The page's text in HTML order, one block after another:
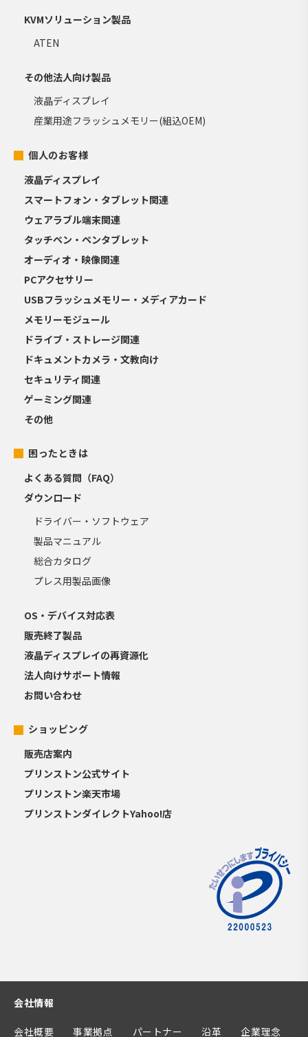
KVMソリューション製品
ATEN
その他法人向け製品
液晶ディスプレイ
産業用途フラッシュメモリー(組込OEM)
個人のお客様
液晶ディスプレイ
スマートフォン・タブレット関連
ウェアラブル端末関連
タッチペン・ペンタブレット
オーディオ・映像関連
PCアクセサリー
USBフラッシュメモリー・メディアカード
メモリーモジュール
ドライブ・ストレージ関連
ドキュメントカメラ・文教向け
セキュリティ関連
ゲーミング関連
その他
困ったときは
よくある質問（FAQ）
ダウンロード
ドライバー・ソフトウェア
製品マニュアル
総合カタログ
プレス用製品画像
OS・デバイス対応表
販売終了製品
液晶ディスプレイの再資源化
法人向けサポート情報
お問い合わせ
ショッピング
販売店案内
プリンストン公式サイト
プリンストン楽天市場
プリンストンダイレクトYahoo!店
会社情報
会社概要 事業拠点 パートナー 沿革 企業理念